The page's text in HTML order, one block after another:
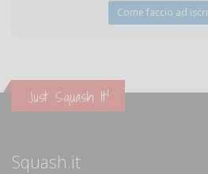
Come faccio ad
Just Squash It!
Squash.it